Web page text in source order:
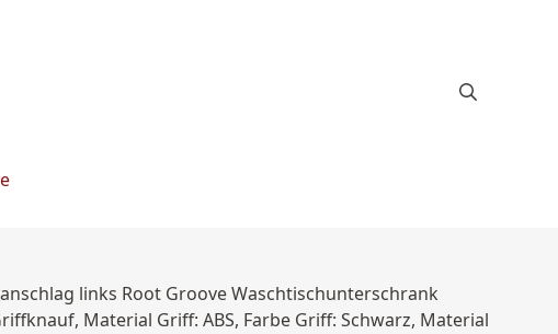
links Root Groove Waschtischunterschrank
Material Griff: ABS, Farbe Griff: Schwarz, Material